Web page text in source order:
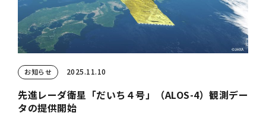
お知らせ 2025.11.10
先進レーダ衛星「だいち４号」（ALOS-4）観測デー
タの提供開始